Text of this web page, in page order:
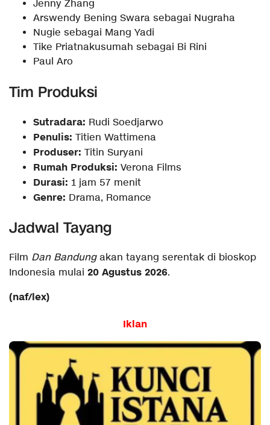
Jenny Zhang
Arswendy Bening Swara sebagai Nugraha
Nugie sebagai Mang Yadi
Tike Priatnakusumah sebagai Bi Rini
Paul Aro
Tim Produksi
Sutradara: Rudi Soedjarwo
Penulis: Titien Wattimena
Produser: Titin Suryani
Rumah Produksi: Verona Films
Durasi: 1 jam 57 menit
Genre: Drama, Romance
Jadwal Tayang
Film Dan Bandungakan tayang serentak di bioskop
Indonesia mulai 20 Agustus 2026.
(naf/lex)
Iklan